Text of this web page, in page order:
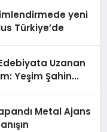
yeni
Türkiye’de
Uzanan
Yeşim Şahin
Metal Ajans